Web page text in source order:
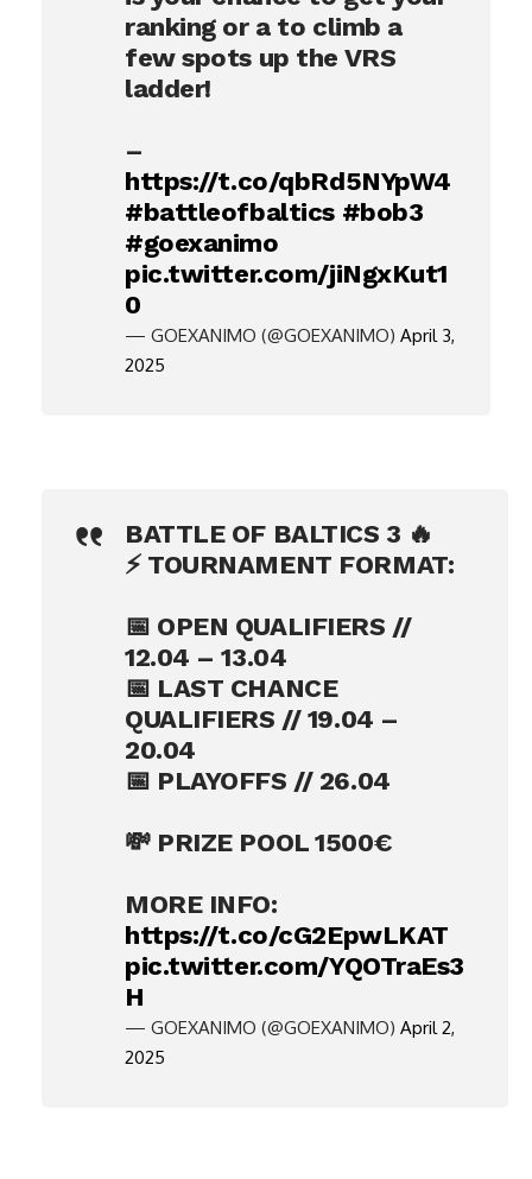
ranking or a to climb a
few spots up the VRS
ladder!
–
https://t.co/qbRd5NYpW4
#battleofbaltics #bob3
#goexanimo
pic.twitter.com/jiNgxKut1
0
— GOEXANIMO (@GOEXANIMO) April 3,
2025
BATTLE OF BALTICS 3 🔥
⚡️ TOURNAMENT FORMAT:
📅 OPEN QUALIFIERS //
12.04 – 13.04
📅 LAST CHANCE
QUALIFIERS // 19.04 –
20.04
📅 PLAYOFFS // 26.04
💸 PRIZE POOL 1500€
MORE INFO:
https://t.co/cG2EpwLKAT
pic.twitter.com/YQOTraEs3
H
— GOEXANIMO (@GOEXANIMO) April 2,
2025